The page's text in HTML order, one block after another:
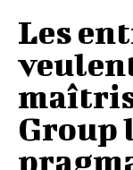
Les
Group